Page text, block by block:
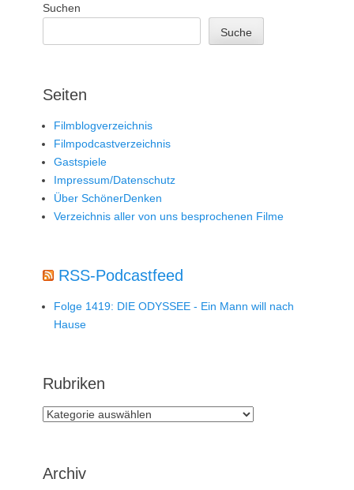
Suchen
Suche
Seiten
Filmblogverzeichnis
Filmpodcastverzeichnis
Gastspiele
Impressum/Datenschutz
Über SchönerDenken
Verzeichnis aller von uns besprochenen Filme
RSS-Podcastfeed
Folge 1419: DIE ODYSSEE - Ein Mann will nach
Hause
Rubriken
Rubriken
Archiv